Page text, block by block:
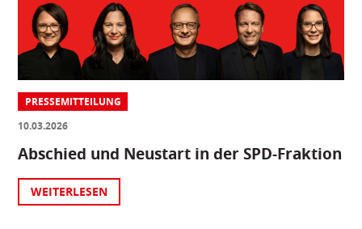
PRESSEMITTEILUNG
10.03.2026
Abschied und Neustart in der SPD-Fraktion
WEITERLESEN